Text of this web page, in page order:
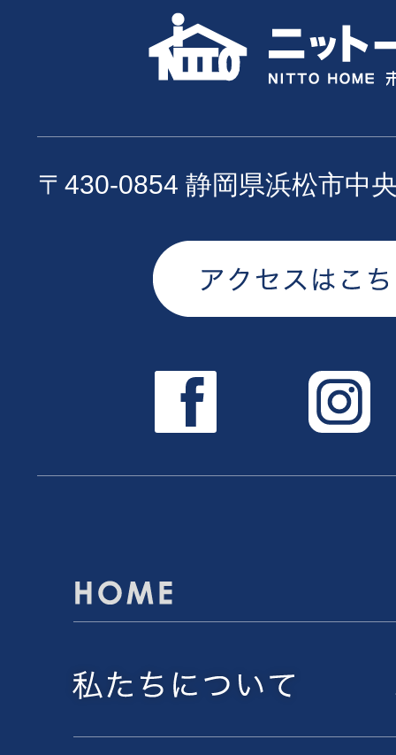
〒430-0854 静岡県浜松市中